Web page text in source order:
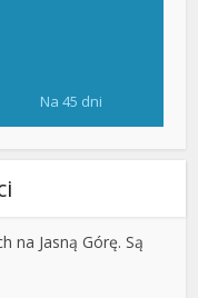
Na 45 dni
na Jasną Górę. Są